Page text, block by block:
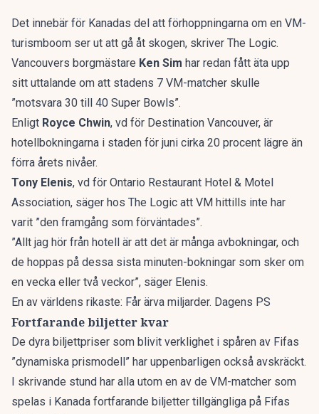
Det innebär för Kanadas del att förhoppningarna om en VM-
turismboom ser ut att gå åt skogen, skriver The Logic.
Vancouvers borgmästare Ken Sim har redan fått äta upp
sitt uttalande om att stadens 7 VM-matcher skulle
”motsvara 30 till 40 Super Bowls”.
Enligt Royce Chwin, vd för Destination Vancouver, är
hotellbokningarna i staden för juni cirka 20 procent lägre än
förra årets nivåer.
Tony Elenis, vd för Ontario Restaurant Hotel & Motel
Association, säger hos The Logic att VM hittills inte har
varit ”den framgång som förväntades”.
”Allt jag hör från hotell är att det är många avbokningar, och
de hoppas på dessa sista minuten-bokningar som sker om
en vecka eller två veckor”, säger Elenis.
En av världens rikaste: Får ärva miljarder. Dagens PS
Fortfarande biljetter kvar
De dyra biljettpriser som blivit verklighet i spåren av Fifas
”dynamiska prismodell” har uppenbarligen också avskräckt.
I skrivande stund har alla utom en av de VM-matcher som
spelas i Kanada fortfarande biljetter tillgängliga på Fifas